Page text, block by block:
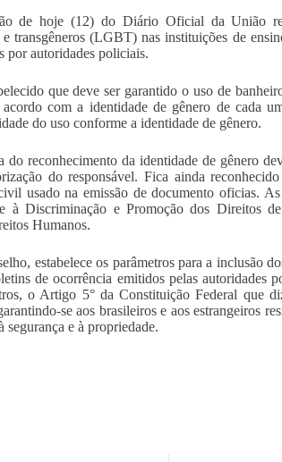
de hoje (12) do Diário Oficial da União
e transgêneros (LGBT) nas instituições de
por autoridades policiais.
que deve ser garantido o uso de
com a identidade de gênero de cada
do uso conforme a identidade de gênero.
reconhecimento da identidade de gênero
do responsável. Fica ainda
usado na emissão de documento oficias.
à Discriminação e Promoção dos Direitos
Humanos.
estabelece os parâmetros para a inclusão
de ocorrência emitidos pelas autoridades
o Artigo 5° da Constituição Federal que
se aos brasileiros e aos estrangeiros
segurança e à propriedade.